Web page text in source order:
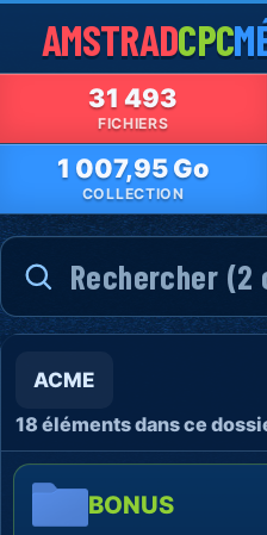
AMSTRADCPC
31 493
FICHIERS
1 007,95 Go
COLLECTION
ACME
18 éléments dans ce
BONUS